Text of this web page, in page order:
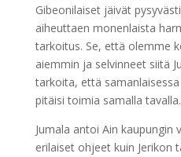
Gibeonilaiset jäivät
aiheuttaen monenlaista
tarkoitus. Se, että olemme
aiemmin ja selvinneet siitä
tarkoita, että
pitäisi toimia samalla tavalla.
Jumala antoi Ain kaupungin
erilaiset ohjeet kuin Jerikon